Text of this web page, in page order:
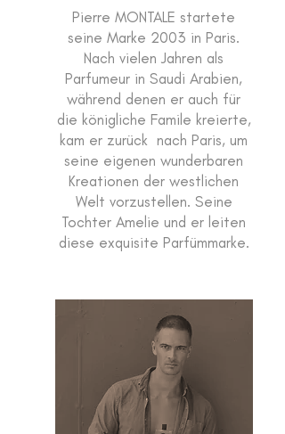
Pierre MONTALE startete
seine Marke 2003 in Paris.
Nach vielen Jahren als
Parfumeur in Saudi Arabien,
während denen er auch für
die königliche Famile kreierte,
kam er zurück nach Paris, um
seine eigenen wunderbaren
Kreationen der westlichen
Welt vorzustellen. Seine
Tochter Amelie und er leiten
diese exquisite Parfümmarke.